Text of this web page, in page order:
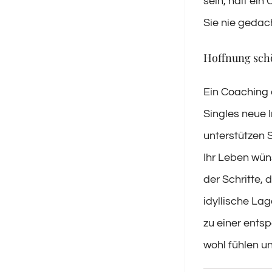
Sie nie
Hoffnung
Ein Coaching
Singles neue
unterstützen
Ihr Leben
der Schritte,
idyllische
zu einer
wohl fühlen